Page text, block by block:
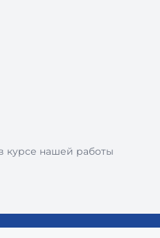
курсе нашей работы